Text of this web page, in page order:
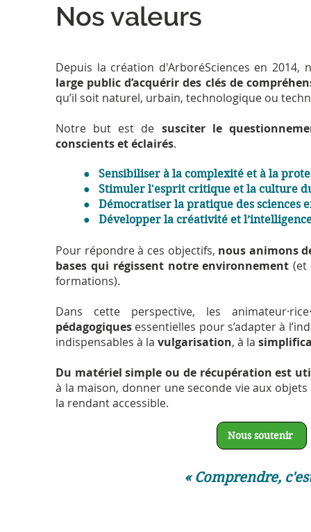
Nos valeurs
Depuis la création d'ArboréSciences en
large public d’acquérir des clés de
qu’il soit naturel, urbain, technologique ou
Notre but est de susciter le
conscients et éclairés.
● Sensibiliser à la complexité et à la
● Stimuler l'esprit critique et la culture
● Démocratiser la pratique des sciences
● Développer la créativité et
Pour répondre à ces objectifs, nous animons
bases qui régissent notre environnement (et
formations).
Dans cette perspective, les
pédagogiques essentielles pour s’adapter à
indispensables à la vulgarisation, à la
Du matériel simple ou de récupération est
à la maison, donner une seconde vie aux
la rendant accessible.
Nous soutenir
« Comprendre,